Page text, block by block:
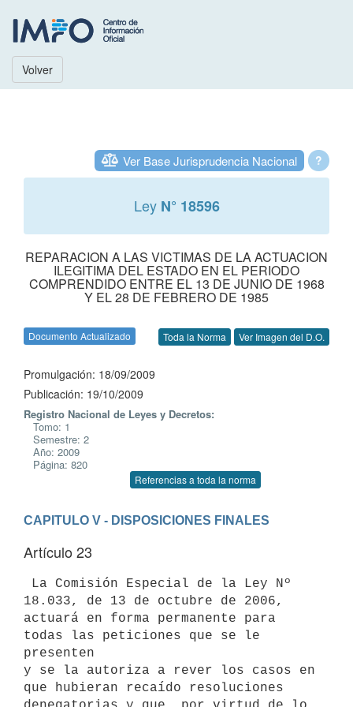
Volver
?
Ver Base Jurisprudencia Nacional
Ley N° 18596
REPARACION A LAS VICTIMAS DE LA ACTUACION
ILEGITIMA DEL ESTADO EN EL PERIODO
COMPRENDIDO ENTRE EL 13 DE JUNIO DE 1968
Y EL 28 DE FEBRERO DE 1985
Documento Actualizado Toda la Norma Ver Imagen del D.O.
Promulgación: 18/09/2009
Publicación: 19/10/2009
Registro Nacional de Leyes y Decretos:
Tomo: 1
Semestre: 2
Año: 2009
Página: 820
Referencias a toda la norma
CAPITULO V - DISPOSICIONES FINALES
Artículo 23
18.033, de 13 de octubre de 2006,
actuará en forma permanente para
todas las peticiones que se le
presenten
y se la autoriza a rever los casos en
que hubieran recaído resoluciones